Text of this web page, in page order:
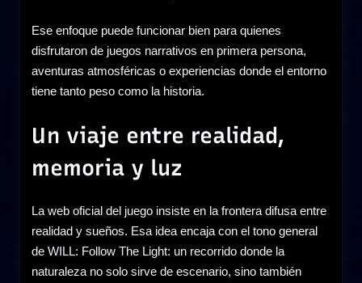
Ese enfoque puede funcionar bien para quienes
disfrutaron de juegos narrativos en primera persona,
aventuras atmosféricas o experiencias donde el entorno
tiene tanto peso como la historia.
Un viaje entre realidad,
memoria y luz
La web oficial del juego insiste en la frontera difusa entre
realidad y sueños. Esa idea encaja con el tono general
de WILL: Follow The Light: un recorrido donde la
naturaleza no solo sirve de escenario, sino también